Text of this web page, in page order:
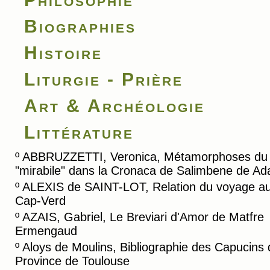
Biographies
Histoire
Liturgie - Prière
Art & Archéologie
Littérature
º ABBRUZZETTI, Veronica, Métamorphoses du
"mirabile" dans la Cronaca de Salimbene de
º ALEXIS de SAINT-LOT, Relation du voyage
Cap-Verd
º AZAIS, Gabriel, Le Breviari d'Amor de Matfre
Ermengaud
º Aloys de Moulins, Bibliographie des Capucins
Province de Toulouse